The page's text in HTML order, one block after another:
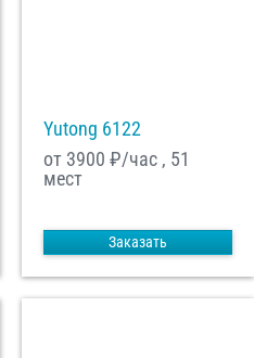
Yutong 6122
от 3900 ₽/час , 51
мест
Заказать